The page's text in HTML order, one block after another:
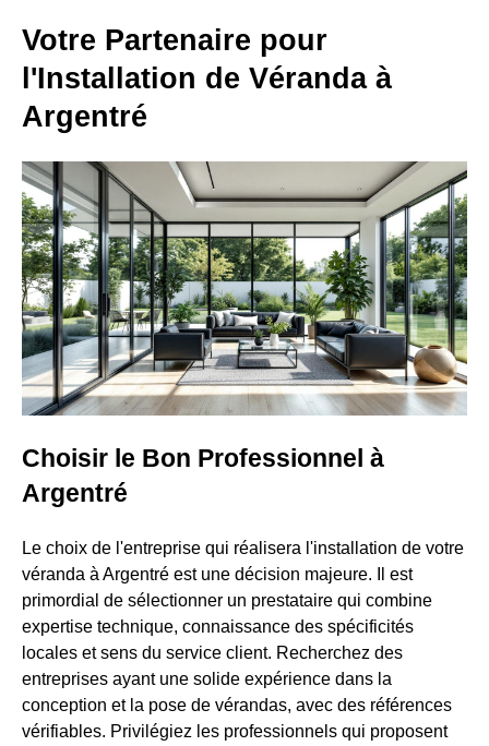
Votre Partenaire pour
l'Installation de Véranda à
Argentré
Choisir le Bon Professionnel à
Argentré
Le choix de l'entreprise qui réalisera l'installation de votre
véranda à Argentré est une décision majeure. Il est
primordial de sélectionner un prestataire qui combine
expertise technique, connaissance des spécificités
locales et sens du service client. Recherchez des
entreprises ayant une solide expérience dans la
conception et la pose de vérandas, avec des références
vérifiables. Privilégiez les professionnels qui proposent